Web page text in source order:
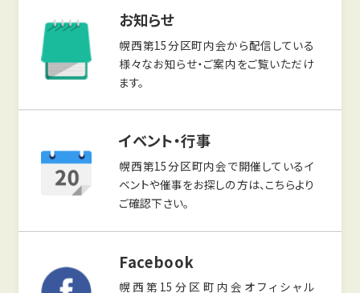
お知らせ
幌西第15分区町内会から配信している
様々なお知らせ・ご案内をご覧いただけ
ます。
イベント・行事
幌西第15分区町内会で開催しているイ
ベントや催事をお探しの方は、こちらより
ご確認下さい。
Facebook
幌西第15分区町内会オフィシャル